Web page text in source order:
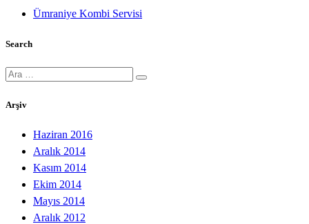
Ümraniye Kombi Servisi
Search
Ara:
Arşiv
Haziran 2016
Aralık 2014
Kasım 2014
Ekim 2014
Mayıs 2014
Aralık 2012